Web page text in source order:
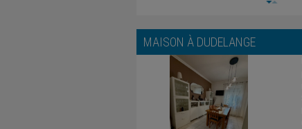
MAISON À DUDELANGE